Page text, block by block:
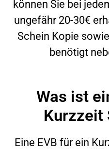
können Sie bei
ungefähr 20-30€
Schein Kopie
benötigt
Was ist
Kurzzeit
Eine EVB für ein